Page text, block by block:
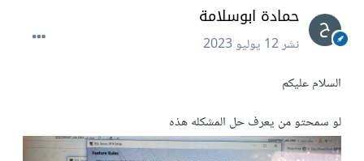
حمادة ابوسلامة
نشر12 يوليو 2023
السلام عليكم
لو سمحتو من يعرف حل المشكله هذه